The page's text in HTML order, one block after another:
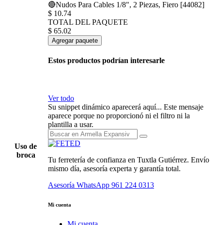
Uso de
broca
🔴Nudos Para Cables 1/8", 2 Piezas, Fiero [44082]
$ 10.74
TOTAL DEL PAQUETE
$ 65.02
Agregar paquete
Estos productos podrían interesarle
Ver todo
Su snippet dinámico aparecerá aquí... Este mensaje
aparece porque no proporcionó ni el filtro ni la
plantilla a usar.
Tu ferretería de confianza en Tuxtla Gutiérrez. Envío
mismo día, asesoría experta y garantía total.
Asesoría WhatsApp 961 224 0313
Mi cuenta